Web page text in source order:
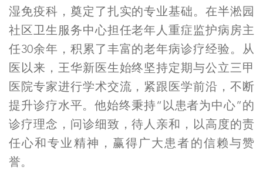
湿免疫科，奠定了扎实的专业基础。在半淞园
社区卫生服务中心担任老年人重症监护病房主
任30余年，积累了丰富的老年病诊疗经验。从
医以来，王华新医生始终坚持定期与公立三甲
医院专家进行学术交流，紧跟医学前沿，不断
提升诊疗水平。他始终秉持“以患者为中心”的
诊疗理念，问诊细致，待人亲和，以高度的责
任心和专业精神，赢得广大患者的信赖与赞
誉。